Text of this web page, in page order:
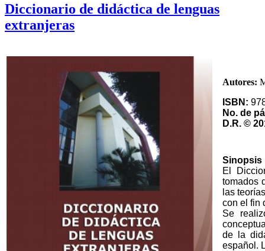
Diccionario de didáctica de lenguas
extranjeras
Autores:
ISBN:
No. de
D.R. ©
Sinopsis
El
tomados
las
con el fin
Se
de la
español.